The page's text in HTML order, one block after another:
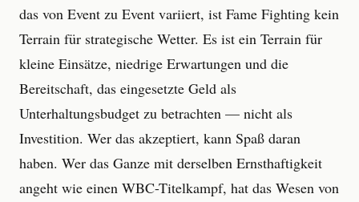
das von Event zu Event variiert, ist Fame Fighting kein
Terrain für strategische Wetter. Es ist ein Terrain für
kleine Einsätze, niedrige Erwartungen und die
Bereitschaft, das eingesetzte Geld als
Unterhaltungsbudget zu betrachten — nicht als
Investition. Wer das akzeptiert, kann Spaß daran
haben. Wer das Ganze mit derselben Ernsthaftigkeit
angeht wie einen WBC-Titelkampf, hat das Wesen von